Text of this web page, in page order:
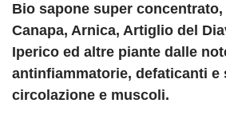
Bio sapone super concentrato,
Canapa, Arnica, Artiglio del
Iperico ed altre piante dalle
antinfiammatorie, defaticanti e
circolazione e muscoli.